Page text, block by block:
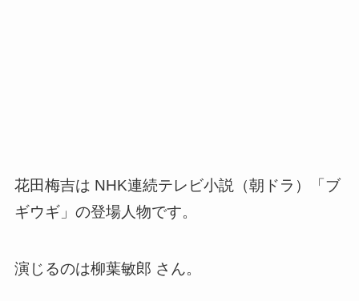
花田梅吉は NHK連続テレビ小説（朝ドラ）「ブ
ギウギ」の登場人物です。
演じるのは柳葉敏郎 さん。